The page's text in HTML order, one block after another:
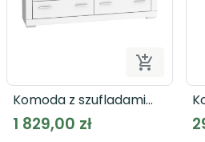

Dodaj do
Komoda z szufladami
SNOW SNWK26 biała
1 829,00 zł